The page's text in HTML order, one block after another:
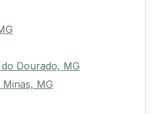
Dourado, MG
MG